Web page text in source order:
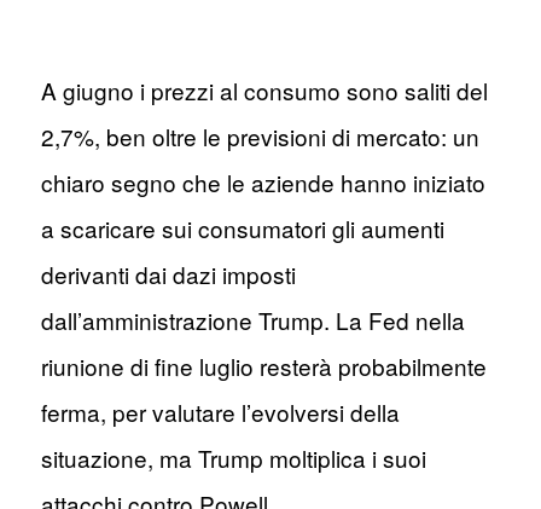
A giugno i prezzi al consumo sono saliti del
2,7%, ben oltre le previsioni di mercato: un
chiaro segno che le aziende hanno iniziato
a scaricare sui consumatori gli aumenti
derivanti dai dazi imposti
dall’amministrazione Trump. La Fed nella
riunione di fine luglio resterà probabilmente
ferma, per valutare l’evolversi della
situazione, ma Trump moltiplica i suoi